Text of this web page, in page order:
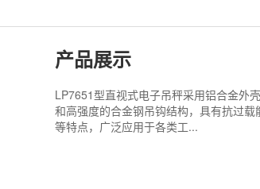
产品展示
LP7651型直视式电子吊秤采用铝合金外
和高强度的合金钢吊钩结构，具有抗过
等特点，广泛应用于各类工...